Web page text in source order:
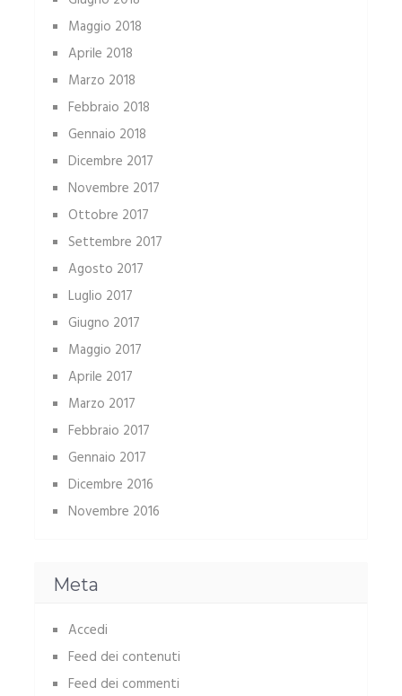
Maggio 2018
Aprile 2018
Marzo 2018
Febbraio 2018
Gennaio 2018
Dicembre 2017
Novembre 2017
Ottobre 2017
Settembre 2017
Agosto 2017
Luglio 2017
Giugno 2017
Maggio 2017
Aprile 2017
Marzo 2017
Febbraio 2017
Gennaio 2017
Dicembre 2016
Novembre 2016
Meta
Accedi
Feed dei contenuti
Feed dei commenti